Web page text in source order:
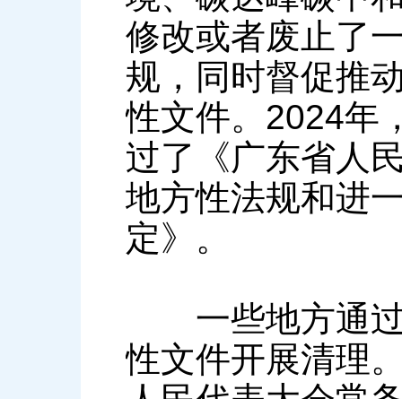
修改或者废止了
规，同时督促推
性文件。2024年
过了《广东省人
地方性法规和进
定》。
一些地方通过
性文件开展清理